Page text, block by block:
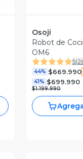
Osoji
Robot de
OM6
5(
44% $669.990
41% $699.990
$1.199.990